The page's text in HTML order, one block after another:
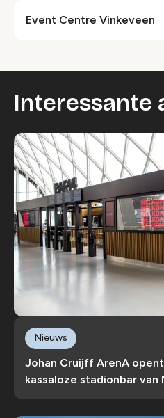
Event Centre Vinkeveen
Interessante
Johan Cruijff ArenA
kassaloze stadionbar van
Nieuws